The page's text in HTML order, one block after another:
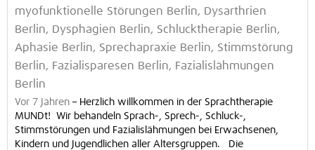
myofunktionelle Störungen Berlin, Dysarthrien
Berlin, Dysphagien Berlin, Schlucktherapie Berlin,
Aphasie Berlin, Sprechapraxie Berlin, Stimmstörung
Berlin, Fazialisparesen Berlin, Fazialislähmungen
Berlin
Vor 7 Jahren – Herzlich willkommen in der Sprachtherapie
MUNDt! Wir behandeln Sprach-, Sprech-, Schluck-,
Stimmstörungen und Fazialislähmungen bei Erwachsenen,
Kindern und Jugendlichen aller Altersgruppen. Die